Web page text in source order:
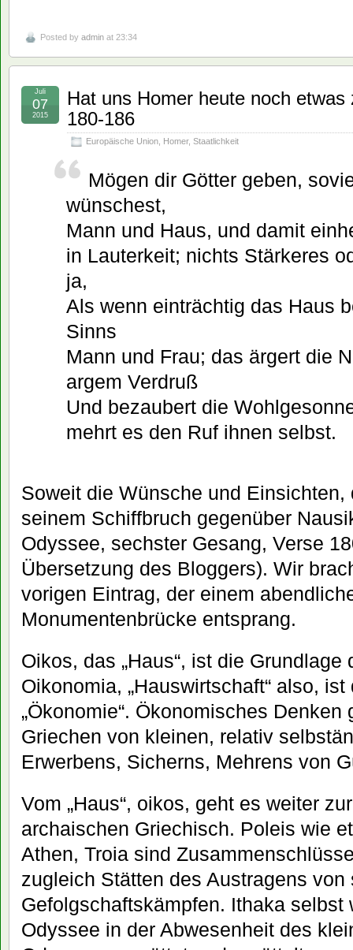
Posted by admin at 23:34
Hat uns Homer heute noch
180-186
Europäische Union Homer, Staatlichkeit
Juli
07
2015
Mögen dir Götter geben,
wünschest,
Mann und Haus, und damit
in Lauterkeit; nichts Stärkeres
ja,
Als wenn einträchtig das Haus
Sinns
Mann und Frau; das ärgert die
argem Verdruß
Und bezaubert die
mehrt es den Ruf ihnen selbst.
Soweit die Wünsche und
seinem Schiffbruch gegenüber
Odyssee, sechster Gesang, Verse
Übersetzung des Bloggers). Wir
vorigen Eintrag, der einem
Monumentenbrücke entsprang.
Oikos, das „Haus“, ist die
Oikonomia, „Hauswirtschaft“ also,
„Ökonomie“. Ökonomisches Denken
Griechen von kleinen, relativ
Erwerbens, Sicherns, Mehrens von
Vom „Haus“, oikos, geht es weiter
archaischen Griechisch. Poleis wie
Athen, Troia sind
zugleich Stätten des Austragens
Gefolgschaftskämpfen. Ithaka selbst
Odyssee in der Abwesenheit des